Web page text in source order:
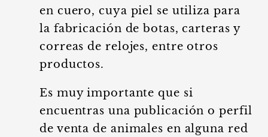
en cuero, cuya piel se utiliza para
la fabricación de botas, carteras y
correas de relojes, entre otros
productos.
Es muy importante que si
encuentras una publicación o perfil
de venta de animales en alguna red